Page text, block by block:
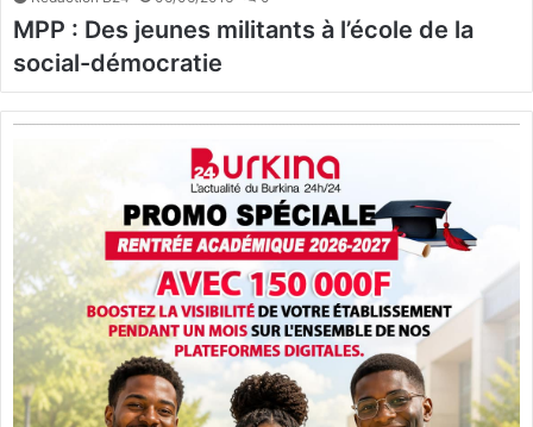
MPP : Des jeunes militants à l’école de la
social-démocratie